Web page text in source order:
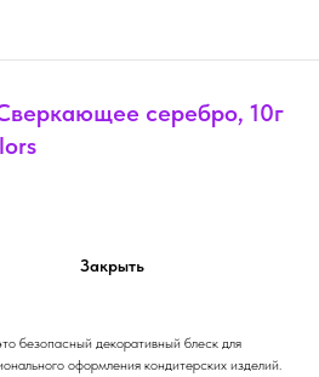
серебро, 10г
Закрыть
безопасный декоративный блеск для
оформления кондитерских изделий.